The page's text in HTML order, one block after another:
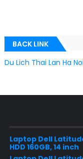
BACK LINK
Du Lich Thai Lan Ha Noi
Laptop Dell
HDD 160GB, 14 inch